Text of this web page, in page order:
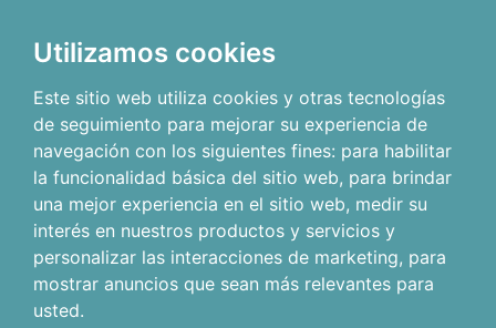
Utilizamos cookies
Este sitio web utiliza cookies y otras tecnologías
de seguimiento para mejorar su experiencia de
navegación con los siguientes fines: para habilitar
la funcionalidad básica del sitio web, para brindar
una mejor experiencia en el sitio web, medir su
interés en nuestros productos y servicios y
personalizar las interacciones de marketing, para
mostrar anuncios que sean más relevantes para
usted.